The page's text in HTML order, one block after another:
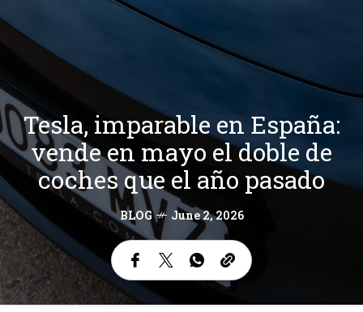
Tesla, imparable en España:
vende en mayo el doble de
coches que el año pasado
BLOG June 2, 2026